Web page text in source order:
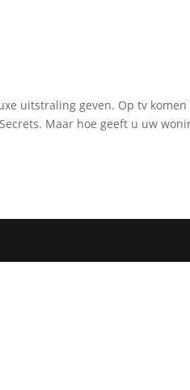
uitstraling geven. Op tv komen
Maar hoe geeft u uw